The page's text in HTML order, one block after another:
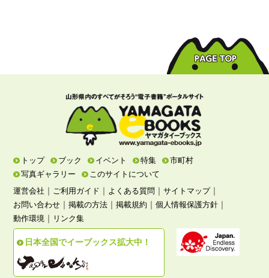
トップ ブック イベント 特集
市町村
写真ギャラリー
このサイトについて
運営会社 ｜ ご利用ガイド ｜ よくある質問 ｜サイトマップ｜
お問い合わせ ｜掲載の方法 ｜掲載規約 ｜個人情報保護方針 ｜
動作環境 ｜ リンク集
日本全国でイーブックス拡大中！